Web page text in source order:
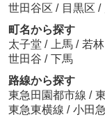
世田谷区 / 目黒区 /
町名から探す
太子堂 / 上馬 / 若林
世田谷 / 下馬
路線から探す
東急田園都市線 /
東急東横線 / 小田